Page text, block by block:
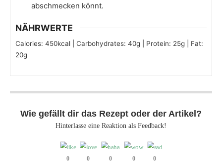
abschmecken könnt.
NÄHRWERTE
Calories: 450kcal Carbohydrates: 40g Protein: 25g
Fat:
20g
Wie gefällt dir das Rezept oder der Artikel?
Hinterlasse eine Reaktion als Feedback!
0 0 0 0 0